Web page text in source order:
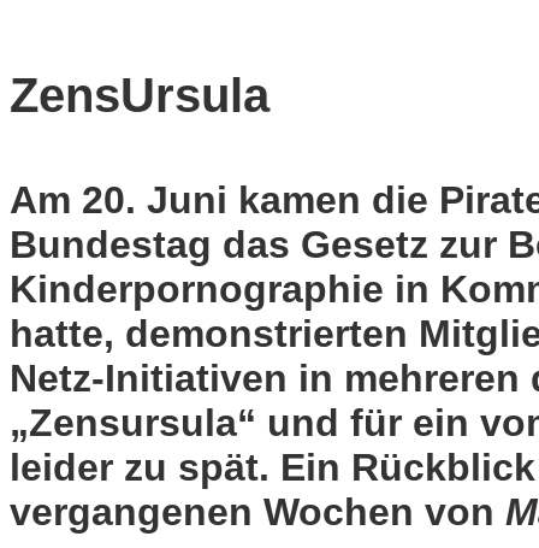
ZensUrsula
Am 20. Juni kamen die
Bundestag das Gesetz zur
Kinderpornographie in
hatte, demonstrierten
Netz-Initiativen in
„Zensursula“ und für ein
leider zu spät. Ein
vergangenen Wochen von